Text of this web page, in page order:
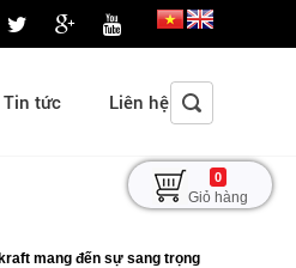
Tin tức Liên hệ
0
Giỏ hàng
mang đến sự sang trọng